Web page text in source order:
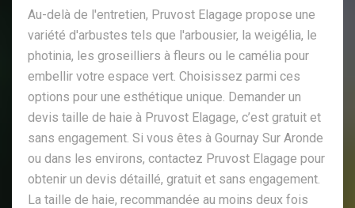
Au-delà de l'entretien, Pruvost Elagage propose une
variété d'arbustes tels que l'arbousier, la weigélia, le
photinia, les groseilliers à fleurs ou le camélia pour
embellir votre espace vert. Choisissez parmi ces
options pour une esthétique unique. Demander un
devis taille de haie à Pruvost Elagage, c’est gratuit et
sans engagement. Si vous êtes à Gournay Sur Aronde
ou dans les environs, contactez Pruvost Elagage pour
obtenir un devis détaillé, gratuit et sans engagement.
La taille de haie, recommandée au moins deux fois